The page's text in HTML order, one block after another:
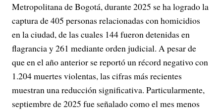
Metropolitana de Bogotá, durante 2025 se ha logrado la
captura de 405 personas relacionadas con homicidios
en la ciudad, de las cuales 144 fueron detenidas en
flagrancia y 261 mediante orden judicial. A pesar de
que en el año anterior se reportó un récord negativo con
1.204 muertes violentas, las cifras más recientes
muestran una reducción significativa. Particularmente,
septiembre de 2025 fue señalado como el mes menos